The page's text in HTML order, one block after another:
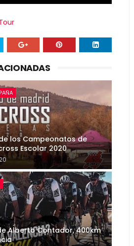
los Campeonatos de
Escolar 2020
Alberto Contador, 400km